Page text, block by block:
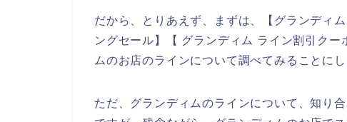
だから、とりあえず、まずは、【グランディ
ングセール】【 グランディム ライン割引ク
ムのお店のラインについて調べてみることにし
ただ、グランディムのラインについて、知り